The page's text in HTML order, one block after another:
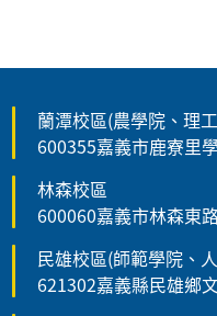
蘭潭校區(農學院、理
600355嘉義市鹿寮里
林森校區
600060嘉義市林森東
民雄校區(師範學院、
621302嘉義縣民雄鄉